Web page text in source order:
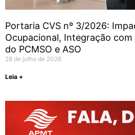
Portaria CVS nº 3/2026:
Ocupacional, Integração com
do PCMSO e ASO
28 de julho de 2026
Leia +